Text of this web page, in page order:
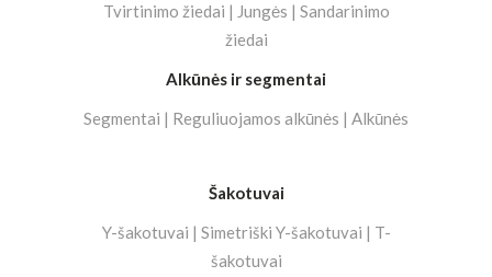
Tvirtinimo žiedai | Jungės | Sandarinimo
žiedai
Alkūnės ir segmentai
Segmentai | Reguliuojamos alkūnės | Alkūnės
Šakotuvai
Y-šakotuvai | Simetriški Y-šakotuvai | T-
šakotuvai